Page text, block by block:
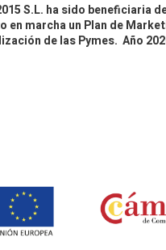
2015 S.L. ha sido
en marcha un Plan de
de las Pymes. Año